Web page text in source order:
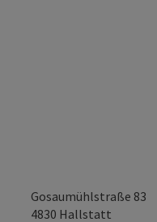
Gosaumühlstraße 83
4830 Hallstatt